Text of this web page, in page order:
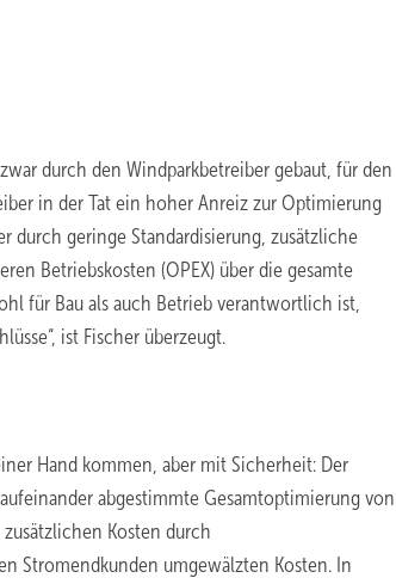
durch den Windparkbetreiber gebaut, für den
in der Tat ein hoher Anreiz zur Optimierung
durch geringe Standardisierung, zusätzliche
Betriebskosten (OPEX) über die gesamte
für Bau als auch Betrieb verantwortlich ist,
ist Fischer überzeugt.
Hand kommen, aber mit Sicherheit: Der
abgestimmte Gesamtoptimierung von
Kosten durch
Stromendkunden umgewälzten Kosten. In